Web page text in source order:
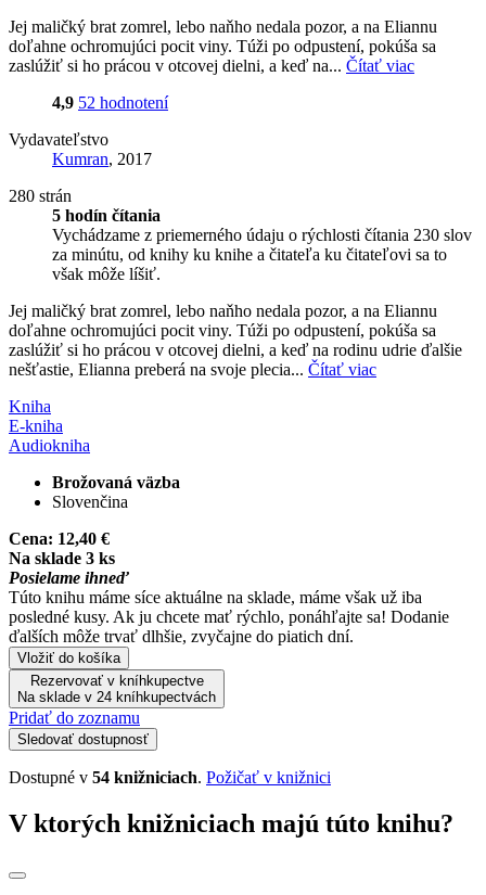
Jej maličký brat zomrel, lebo naňho nedala pozor, a na Eliannu
doľahne ochromujúci pocit viny. Túži po odpustení, pokúša sa
zaslúžiť si ho prácou v otcovej dielni, a keď na... Čítať viac
4,9 52 hodnotení
Vydavateľstvo
Kumran, 2017
280 strán
5 hodín čítania
Vychádzame z priemerného údaju o rýchlosti čítania 230 slov
za minútu, od knihy ku knihe a čitateľa ku čitateľovi sa to
však môže líšiť.
Jej maličký brat zomrel, lebo naňho nedala pozor, a na Eliannu
doľahne ochromujúci pocit viny. Túži po odpustení, pokúša sa
zaslúžiť si ho prácou v otcovej dielni, a keď na rodinu udrie ďalšie
nešťastie, Elianna preberá na svoje plecia... Čítať viac
Kniha
E-kniha
Audiokniha
Brožovaná väzba
Slovenčina
Cena: 12,40 €
Na sklade 3 ks
Posielame ihneď
Túto knihu máme síce aktuálne na sklade, máme však už iba
posledné kusy. Ak ju chcete mať rýchlo, ponáhľajte sa! Dodanie
ďalších môže trvať dlhšie, zvyčajne do piatich dní.
Vložiť do košíka
Rezervovať v kníhkupectve
Na sklade v 24 kníhkupectvách
Pridať do zoznamu
Sledovať dostupnosť
Dostupné v 54 knižniciach. Požičať v knižnici
V ktorých knižniciach majú túto knihu?